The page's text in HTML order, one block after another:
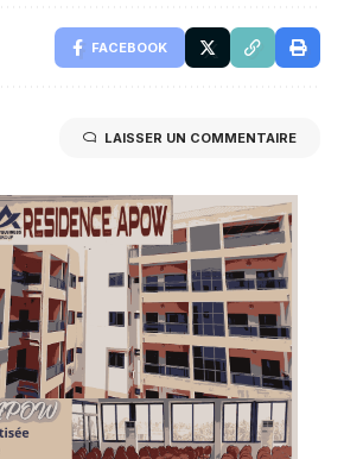
FACEBOOK
LAISSER UN COMMENTAIRE